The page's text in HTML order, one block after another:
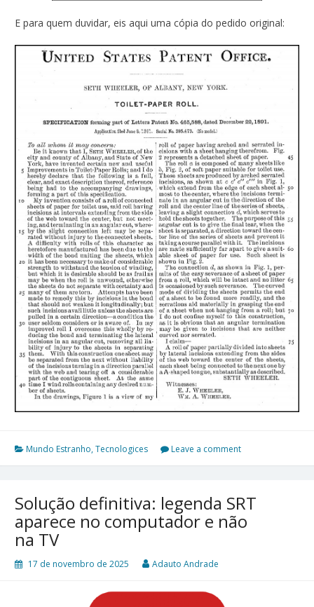
E para quem duvidar, eis aqui uma cópia do pedido original:
Mundo Estranho,Tecnologices Leave a comment
Solução definitiva: legenda SRT
aparece no computador e não
na TV
17 de novembro de 2025 Adauto Andrade